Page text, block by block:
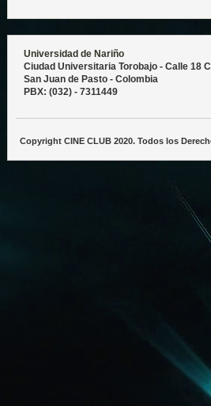
Universidad de Nariño
Ciudad Universitaria Torobajo - Calle 18
San Juan de Pasto - Colombia
PBX: (032) - 7311449
Copyright CINE CLUB 2020. Todos los